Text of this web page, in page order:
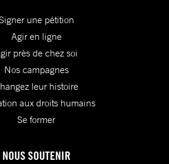
une pétition
Agir en ligne
près de chez soi
Nos campagnes
leur histoire
aux droits humains
Se former
NOUS SOUTENIR